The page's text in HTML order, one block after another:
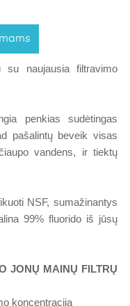
su naujausia filtravimo
penkias sudėtingas
pašalintų beveik visas
vandens, ir tiektų
NSF, sumažinantys
99% fluorido iš jūsų
JONŲ MAINŲ FILTRŲ
koncentraciją